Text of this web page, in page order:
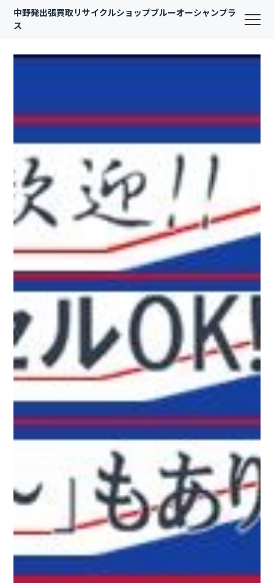
中野発出張買取リサイクルショップブルーオーシャンプラ
ス